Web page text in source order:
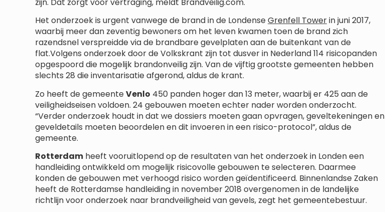
Het onderzoek is urgent vanwege de brand in de LondenseGrenfell Towerin juni 2017,
waarbij meer dan zeventig bewoners om het leven kwamen toen de brand zich
razendsnel verspreidde via de brandbare gevelplaten aan de buitenkant van de
flat.Volgens onderzoek door de Volkskrant zijn tot dusver in Nederland 114 risicopanden
opgespoord die mogelijk brandonveilig zijn. Van de vijftig grootste gemeenten hebben
slechts 28 die inventarisatie afgerond, aldus de krant.
Zo heeft de gemeenteVenlo 450 panden hoger dan 13 meter, waarbij er 425 aan de
veiligheidseisen voldoen. 24 gebouwen moeten echter nader worden onderzocht.
“Verder onderzoek houdt in dat we dossiers moeten gaan opvragen, geveltekeningen en
geveldetails moeten beoordelen en dit invoeren in een risico-protocol”, aldus de
gemeente.
Rotterdam heeft vooruitlopend op de resultaten van het onderzoek in Londen een
handleiding ontwikkeld om mogelijk risicovolle gebouwen te selecteren. Daarmee
konden de gebouwen met verhoogd risico worden geïdentificeerd. Binnenlandse Zaken
heeft de Rotterdamse handleiding in november 2018 overgenomen in de landelijke
richtlijn voor onderzoek naar brandveiligheid van gevels, zegt het gemeentebestuur.